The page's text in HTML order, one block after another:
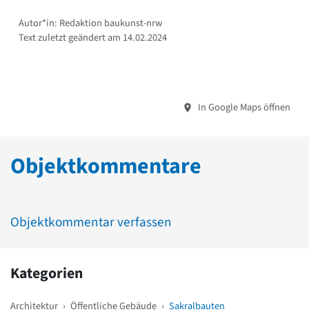
Autor*in: Redaktion baukunst-nrw
Text zuletzt geändert am 14.02.2024
In Google Maps öffnen
Objektkommentare
Objektkommentar verfassen
Kategorien
Architektur › Öffentliche Gebäude › Sakralbauten